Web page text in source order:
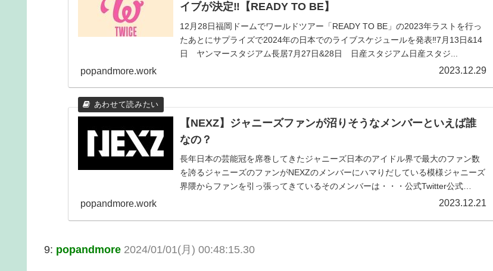
イブが決定‼【READY TO BE】
12月28日福岡ドームでワールドツアー「READY TO BE」の2023年ラストを行っ
たあとにサプライズで2024年の日本でのライブスケジュールを発表‼7月13日&14
日 ヤンマースタジアム長居7月27日&28日 日産スタジアム日産スタジ...
popandmore.work 2023.12.29
【NEXZ】ジャニーズファンが沼りそうなメンバーといえば誰
なの？
長年日本の芸能冠を席巻してきたジャニーズ日本のアイドル界で最大のファン数
を誇るジャニーズのファンがNEXZのメンバーにハマりだしている模様ジャニーズ
界隈からファンを引っ張ってきているそのメンバーは・・・公式Twitter公式
popandmore.work 2023.12.21
9: popandmore 2024/01/01(月) 00:48:15.30